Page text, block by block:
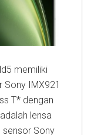
memiliki
IMX921
T* dengan
lensa
sensor Sony